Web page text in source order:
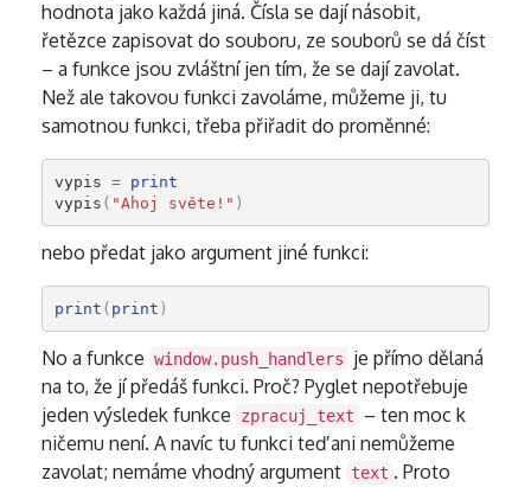
hodnota jako každá jiná. Čísla se dají násobit,
řetězce zapisovat do souboru, ze souborů se dá číst
– a funkce jsou zvláštní jen tím, že se dají zavolat.
Než ale takovou funkci zavoláme, můžeme ji, tu
samotnou funkci, třeba přiřadit do proměnné:
vypis =
print
vypis ( "Ahoj světe!" )
nebo předat jako argument jiné funkci:
print ( print )
No a funkce window.push_handlers
je přímo dělaná
na to, že jí předáš funkci. Proč? Pyglet nepotřebuje
jeden výsledek funkce
zpracuj_text
– ten moc k
ničemu není. A navíc tu funkci teď ani nemůžeme
zavolat; nemáme vhodný argument text . Proto